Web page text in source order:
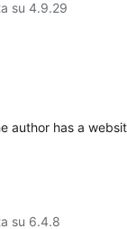
su 4.9.29
author has a
su 6.4.8